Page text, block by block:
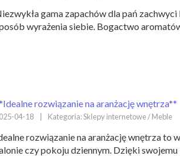
gama zapachów dla pań
wyrażenia siebie. Bogactwo
rozwiązanie na aranżację wnętrza**
04-18 | Kategoria: Sklepy internetowe / Meble
rozwiązanie na aranżację wnętrza to
czy pokoju dziennym. Dzięki swojemu